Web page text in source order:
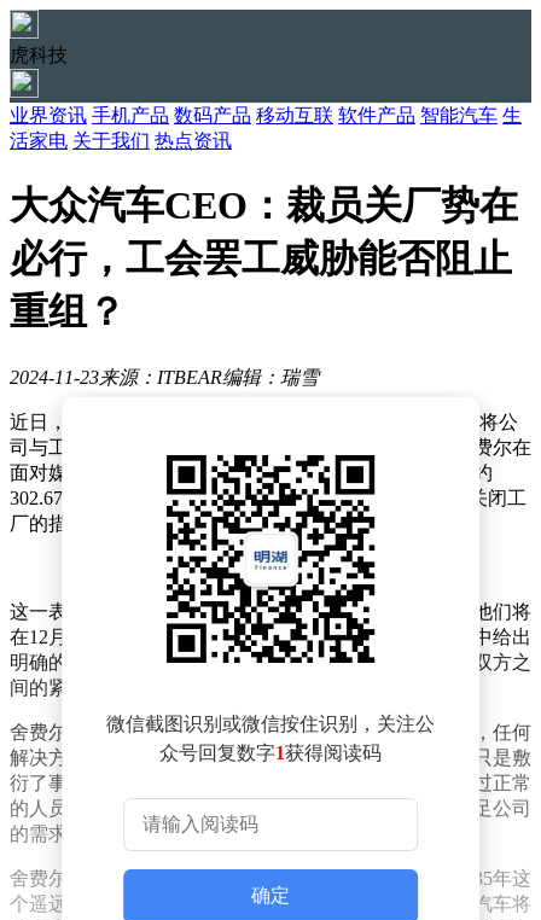
虎科技
业界资讯 手机产品 数码产品 移动互联 软件产品 智能汽车 生
活家电 关于我们 热点资讯
大众汽车CEO：裁员关厂势在
必行，工会罢工威胁能否阻止
重组？
2024-11-23来源：ITBEAR编辑：瑞雪
近日，大众汽车首席执行官托马斯·舍费尔的一番言论，将公
司与工会之间的矛盾推向了新的高潮。据相关报道，舍费尔在
面对媒体时坦言，为了削减高达40亿欧元（折合人民币约
302.67亿元）的成本，大众汽车或将不得不采取裁员和关闭工
厂的措施。
这一表态立即引发了工会的强烈反应。工会方面表示，他们将
在12月发起罢工，并要求大众汽车在薪酬和产能的谈判中给出
明确的解决方案，以避免裁员和工厂关闭的悲剧发生。双方之
间的紧张关系由此可见一斑。
舍费尔在接受采访时进一步阐述了公司的立场。他表示，任何
解决方案都必须直面过剩产能和成本过高的问题，不能只是敷
衍了事，拖延问题。他指出，虽然大部分裁员可能会通过正常
的人员流失和提前退休来实现，但这种方式远远无法满足公司
的需求。
舍费尔强调，大众的重组计划必须尽快实施，不能在2035年这
个遥远的时间点才完成。他认为，如果延迟重组，大众汽车将
微信截图识别或微信按住识别，关注公
众号回复数字1获得阅读码
确定